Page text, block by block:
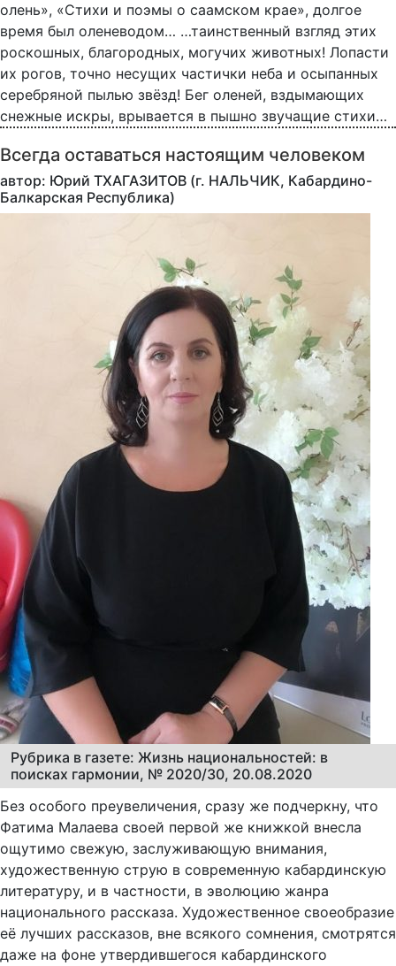
олень», «Стихи и поэмы о саамском крае», долгое
время был оленеводом… …таинственный взгляд этих
роскошных, благородных, могучих животных! Лопасти
их рогов, точно несущих частички неба и осыпанных
серебряной пылью звёзд! Бег оленей, вздымающих
снежные искры, врывается в пышно звучащие стихи…
Всегда оставаться настоящим человеком
автор: Юрий ТХАГАЗИТОВ (г. НАЛЬЧИК, Кабардино-
Балкарская Республика)
Рубрика в газете: Жизнь национальностей: в
поисках гармонии, № 2020/30, 20.08.2020
Без особого преувеличения, сразу же подчеркну, что
Фатима Малаева своей первой же книжкой внесла
ощутимо свежую, заслуживающую внимания,
художественную струю в современную кабардинскую
литературу, и в частности, в эволюцию жанра
национального рассказа. Художественное своеобразие
её лучших рассказов, вне всякого сомнения, смотрятся
даже на фоне утвердившегося кабардинского